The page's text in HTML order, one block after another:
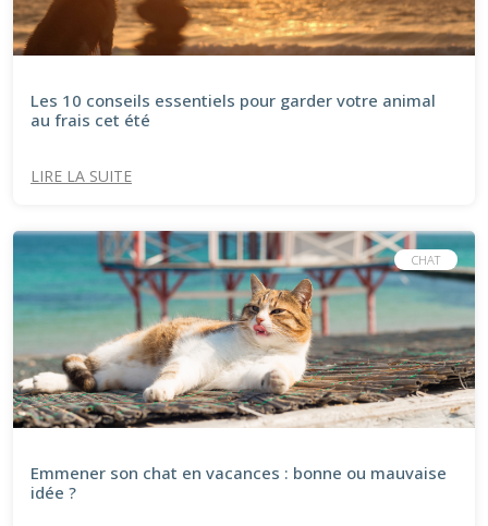
Les 10 conseils essentiels pour garder votre animal
au frais cet été
LIRE LA SUITE
CHAT
Emmener son chat en vacances : bonne ou mauvaise
idée ?